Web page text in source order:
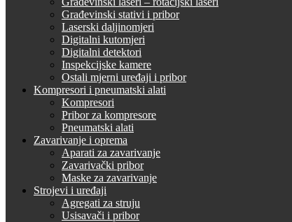
Građevinski stativi i pribor
Laserski daljinomjeri
Digitalni kutomjeri
Digitalni detektori
Inspekcijske kamere
Ostali mjerni uređaji i pribor
Kompresori i pneumatski alati
Kompresori
Pribor za kompresore
Pneumatski alati
Zavarivanje i oprema
Aparati za zavarivanje
Zavarivački pribor
Maske za zavarivanje
Strojevi i uređaji
Agregati za struju
Usisavači i pribor